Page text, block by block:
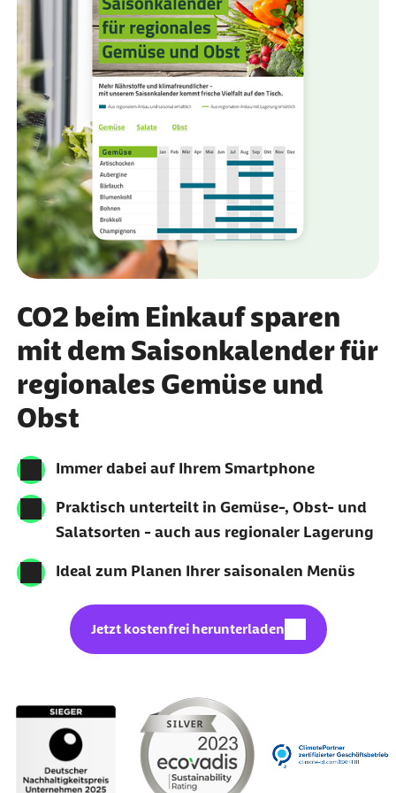
CO2 beim Einkauf sparen
mit dem Saisonkalender für
regionales Gemüse und
Obst
Immer dabei auf Ihrem Smartphone
Praktisch unterteilt in Gemüse-, Obst- und
Salatsorten - auch aus regionaler Lagerung
Ideal zum Planen Ihrer saisonalen Menüs
Download (PDF, 712,1 KB):
Jetzt kostenfrei herunterladen
Element 2 von 4
Ausgezeichnete externer
https://